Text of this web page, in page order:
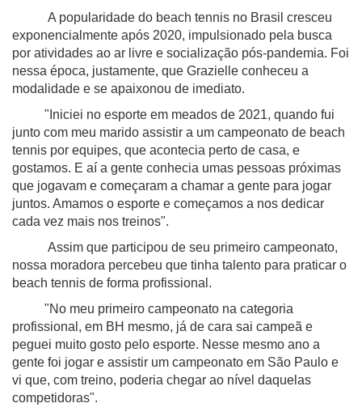
A popularidade do beach tennis no Brasil cresceu
exponencialmente após 2020, impulsionado pela busca
por atividades ao ar livre e socialização pós-pandemia. Foi
nessa época, justamente, que Grazielle conheceu a
modalidade e se apaixonou de imediato.
"Iniciei no esporte em meados de 2021, quando fui
junto com meu marido assistir a um campeonato de beach
tennis por equipes, que acontecia perto de casa, e
gostamos. E aí a gente conhecia umas pessoas próximas
que jogavam e começaram a chamar a gente para jogar
juntos. Amamos o esporte e começamos a nos dedicar
cada vez mais nos treinos".
Assim que participou de seu primeiro campeonato,
nossa moradora percebeu que tinha talento para praticar o
beach tennis de forma profissional.
"No meu primeiro campeonato na categoria
profissional, em BH mesmo, já de cara sai campeã e
peguei muito gosto pelo esporte. Nesse mesmo ano a
gente foi jogar e assistir um campeonato em São Paulo e
vi que, com treino, poderia chegar ao nível daquelas
competidoras".